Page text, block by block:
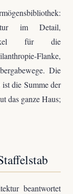
im Detail,
für die
Flanke,
Die
die Summe der
das ganze Haus;
beantwortet